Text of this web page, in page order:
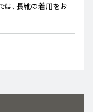
は、長靴の着用をお